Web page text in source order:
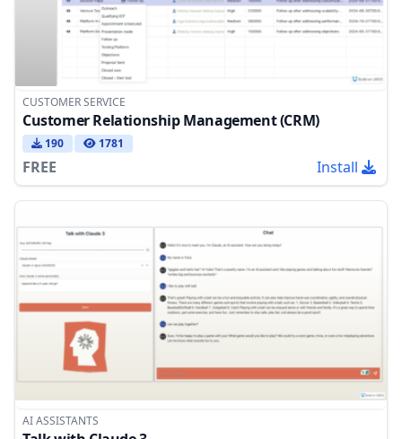
CUSTOMER SERVICE
Customer Relationship Management (CRM)
190 1781
FREE Install
AI ASSISTANTS